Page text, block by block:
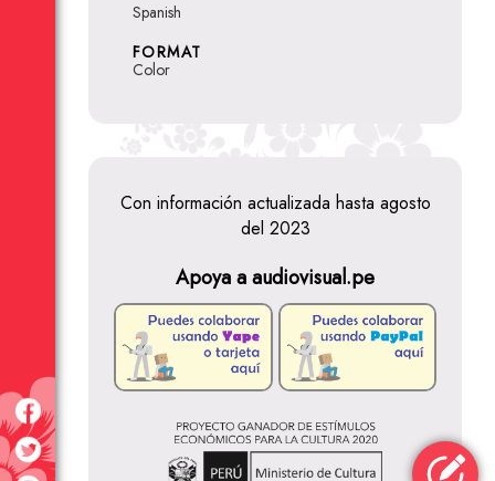
Spanish
FORMAT
Color
Con información actualizada hasta agosto
del 2023
Apoya a audiovisual.pe